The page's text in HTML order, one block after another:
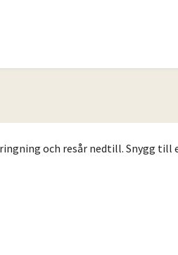
och resår nedtill. Snygg till